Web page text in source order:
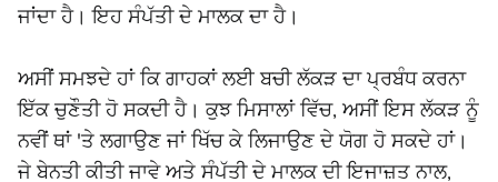
ਜਾਂਦਾ ਹੈ। ਇਹ ਸੰਪੱਤੀ ਦੇ ਮਾਲਕ ਦਾ ਹੈ।
ਅਸੀਂ ਸਮਝਦੇ ਹਾਂ ਕਿ ਗਾਹਕਾਂ ਲਈ ਬਚੀ ਲੱਕੜ ਦਾ ਪ੍ਰਬੰਧ ਕਰਨਾ
ਇੱਕ ਚੁਣੌਤੀ ਹੋ ਸਕਦੀ ਹੈ। ਕੁਝ ਮਿਸਾਲਾਂ ਵਿੱਚ, ਅਸੀਂ ਇਸ ਲੱਕੜ ਨੂੰ
ਨਵੀਂ ਥਾਂ 'ਤੇ ਲਗਾਉਣ ਜਾਂ ਖਿੱਚ ਕੇ ਲਿਜਾਉਣ ਦੇ ਯੋਗ ਹੋ ਸਕਦੇ ਹਾਂ।
ਜੇ ਬੇਨਤੀ ਕੀਤੀ ਜਾਵੇ ਅਤੇ ਸੰਪੱਤੀ ਦੇ ਮਾਲਕ ਦੀ ਇਜਾਜ਼ਤ ਨਾਲ,